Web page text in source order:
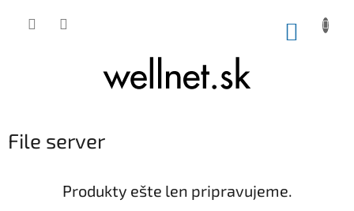
File server
Produkty ešte len pripravujeme.